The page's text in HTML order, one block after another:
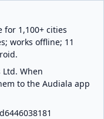
for 1,100+ cities
works offline; 11
When
to the Audiala app